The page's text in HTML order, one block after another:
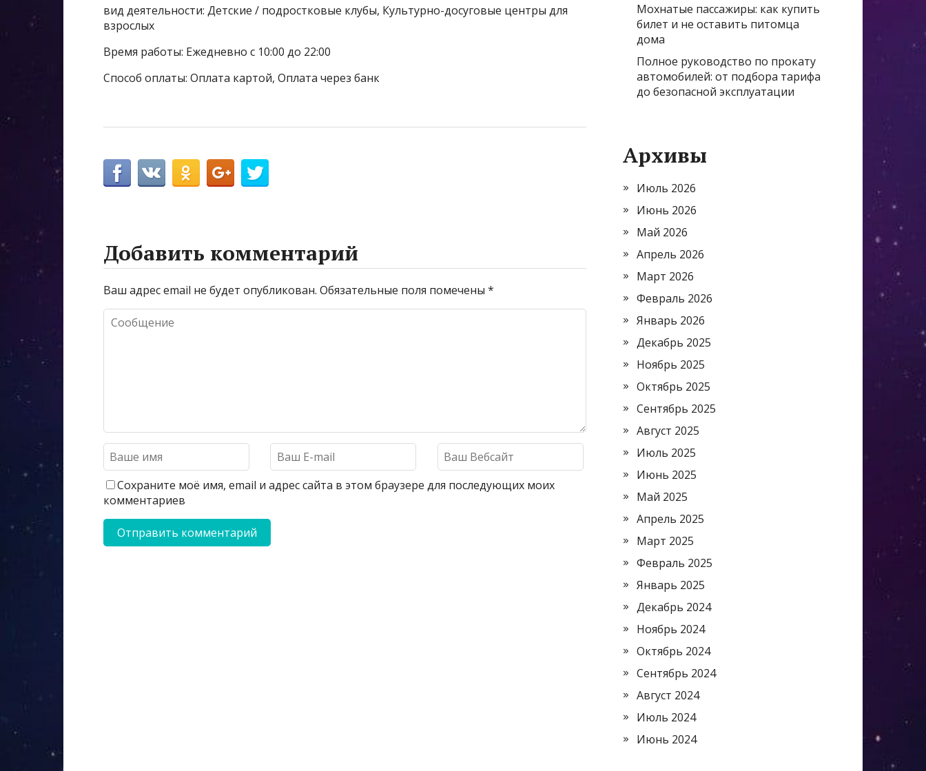
вид деятельности: Детские / подростковые клубы, Культурно-досуговые центры для
взрослых
Время работы: Ежедневно с 10:00 до 22:00
Способ оплаты: Оплата картой, Оплата через банк
Добавить комментарий
Ваш адрес email не будет опубликован. Обязательные поля помечены *
Сохраните моё имя, email и адрес сайта в этом браузере для последующих моих
комментариев
Мохнатые пассажиры: как купить
билет и не оставить питомца
дома
Полное руководство по прокату
автомобилей: от подбора тарифа
до безопасной эксплуатации
Архивы
Июль 2026
Июнь 2026
Май 2026
Апрель 2026
Март 2026
Февраль 2026
Январь 2026
Декабрь 2025
Ноябрь 2025
Октябрь 2025
Сентябрь 2025
Август 2025
Июль 2025
Июнь 2025
Май 2025
Апрель 2025
Март 2025
Февраль 2025
Январь 2025
Декабрь 2024
Ноябрь 2024
Октябрь 2024
Сентябрь 2024
Август 2024
Июль 2024
Июнь 2024